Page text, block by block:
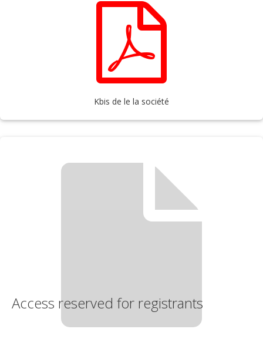
Kbis de le la société
Access reserved for registrants